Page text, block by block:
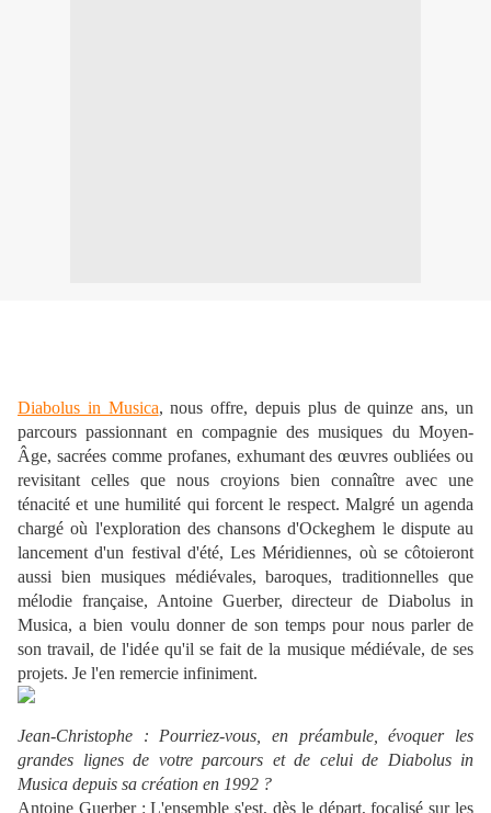
Diabolus in Musica, nous offre, depuis plus de quinze ans, un
parcours passionnant en compagnie des musiques du Moyen-
Âge, sacrées comme profanes, exhumant des œuvres oubliées ou
revisitant celles que nous croyions bien connaître avec une
ténacité et une humilité qui forcent le respect. Malgré un agenda
chargé où l'exploration des chansons d'Ockeghem le dispute au
lancement d'un festival d'été, Les Méridiennes, où se côtoieront
aussi bien musiques médiévales, baroques, traditionnelles que
mélodie française, Antoine Guerber, directeur de Diabolus in
Musica, a bien voulu donner de son temps pour nous parler de
son travail, de l'idée qu'il se fait de la musique médiévale, de ses
projets. Je l'en remercie infiniment.
Jean-Christophe : Pourriez-vous, en préambule, évoquer les
grandes lignes de votre parcours et de celui de Diabolus in
Musica depuis sa création en 1992 ?
Antoine Guerber: L'ensemble s'est, dès le départ, focalisé sur les